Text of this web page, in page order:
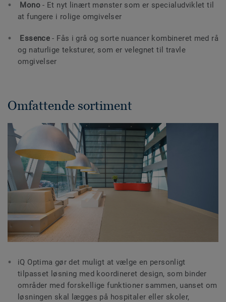
Mono- Et nyt linært mønster som er specialudviklet til
at fungere i rolige omgivelser
Essence - Fås i grå og sorte nuancer kombineret med rå
og naturlige teksturer, som er velegnet til travle
omgivelser
Omfattende sortiment
iQ Optima gør det muligt at vælge en personligt
tilpasset løsning med koordineret design, som binder
områder med forskellige funktioner sammen, uanset om
løsningen skal lægges på hospitaler eller skoler,